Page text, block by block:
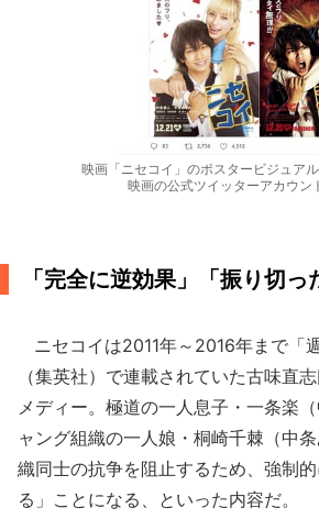
映画「ニセコイ」のポスタービジュア
映画の公式ツイッターアカウン
「完全に逆効果」「振り切っ
ニセコイは2011年～2016年まで「
（集英社）で連載されていた古味直
メディー。極道の一人息子・一条楽
ャング組織の一人娘・桐崎千棘（中
織同士の抗争を阻止するため、強制
る」ことになる、といった内容だ。